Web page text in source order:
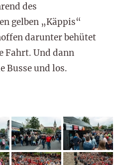
des
gelben „Käppis“
darunter behütet
Fahrt. Und dann
Busse und los.